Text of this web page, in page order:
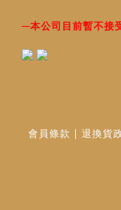
─本公司目前暫不接
會員條款 | 退換貨